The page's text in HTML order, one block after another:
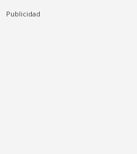
Publicidad